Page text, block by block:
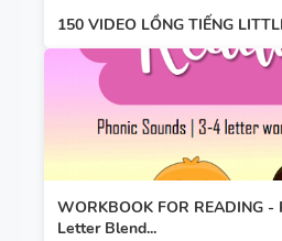
150 VIDEO LỒNG TIẾNG
WORKBOOK FOR READING -
Letter Blend...